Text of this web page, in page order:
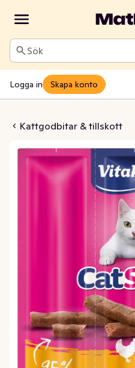
Sök
Logga in Skapa konto
Kattgodbitar & tillskott
och Lever 3-p